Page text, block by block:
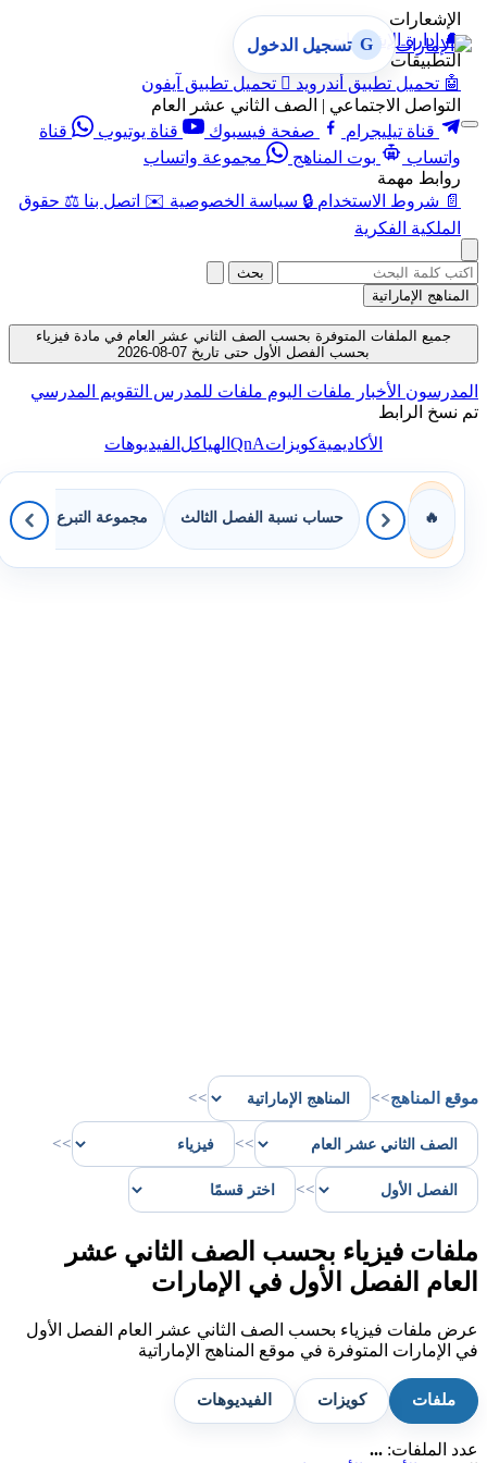
الإشعارات
🔔 إدارة الإشعارات
التطبيقات
🤖 تحميل تطبيق أندرويد  تحميل تطبيق آيفون
التواصل الاجتماعي | الصف الثاني عشر العام
قناة تيليجرام
صفحة فيسبوك قناة يوتيوب
قناة
واتساب
بوت المناهج
مجموعة واتساب
روابط مهمة
📄 شروط الاستخدام 🔒 سياسة الخصوصية ✉️ اتصل بنا ⚖️ حقوق
الملكية الفكرية
G تسجيل الدخول
بحث
المناهج الإماراتية
جميع الملفات المتوفرة بحسب الصف الثاني عشر العام في مادة فيزياء
بحسب الفصل الأول حتى تاريخ 07-08-2026
المدرسون الأخبار ملفات اليوم ملفات للمدرس التقويم المدرسي
تم نسخ الرابط
الأكاديميةكويزاتQnAالهياكلالفيديوهات
🔥 حساب نسبة الفصل الثالث مجموعة التبرع بالكتب
موقع المناهج>>
>>
>>
>>
>>
ملفات فيزياء بحسب الصف الثاني عشر
العام الفصل الأول في الإمارات
عرض ملفات فيزياء بحسب الصف الثاني عشر العام الفصل الأول
في الإمارات المتوفرة في موقع المناهج الإماراتية
ملفات كويزات الفيديوهات
عدد الملفات: ...